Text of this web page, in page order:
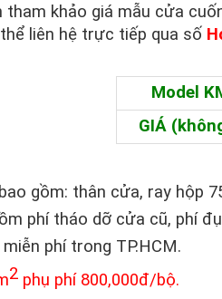
tham khảo giá mẫu cửa
liên hệ trực tiếp qua số
Model
GIÁ
gồm: thân cửa, ray hộp
phí tháo dỡ cửa cũ, phí
phí trong TP.HCM.
2 phụ phí 800,000đ/bộ.